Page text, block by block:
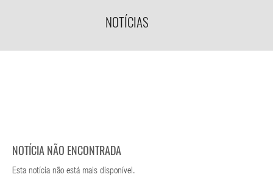
NOTÍCIAS
NOTÍCIA NÃO ENCONTRADA
Esta notícia não está mais disponível.